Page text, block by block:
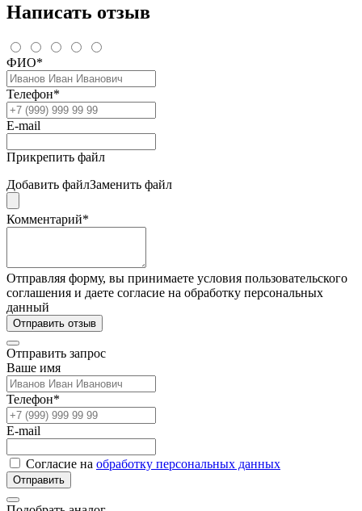
Написать отзыв
ФИО*
Телефон*
E-mail
Прикрепить файл
Добавить файлЗаменить файл
Комментарий*
Отправляя форму, вы принимаете условия пользовательского
соглашения и даете согласие на обработку персональных
данный
Отправить отзыв
Отправить запрос
Ваше имя
Телефон*
E-mail
Согласие на обработку персональных данных
Отправить